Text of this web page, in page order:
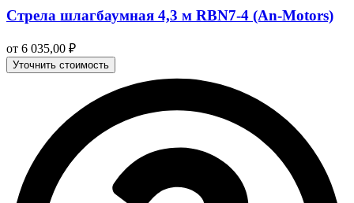
Стрела шлагбаумная 4,3 м RBN7-4 (An-Motors)
от 6 035,00 ₽
Уточнить стоимость